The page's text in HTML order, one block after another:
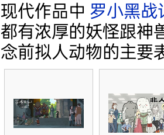
现代作品中 罗小黑战
都有浓厚的妖怪跟神
念前拟人动物的主要